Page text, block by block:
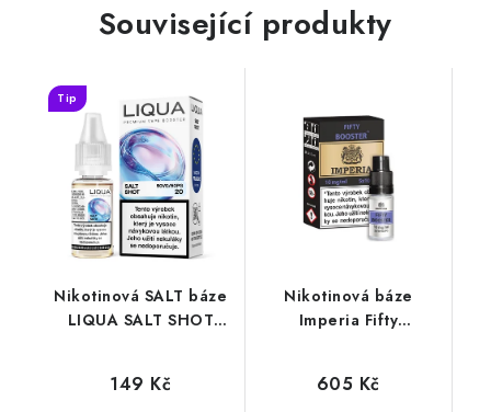
Související produkty
Nikotinová SALT báze
LIQUA SALT SHOT
Tip
149 Kč
Nikotinová báze
Imperia Fifty
605 Kč